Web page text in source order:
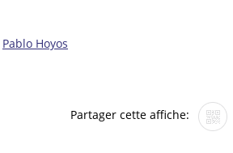
Pablo Hoyos
Partager cette affiche: